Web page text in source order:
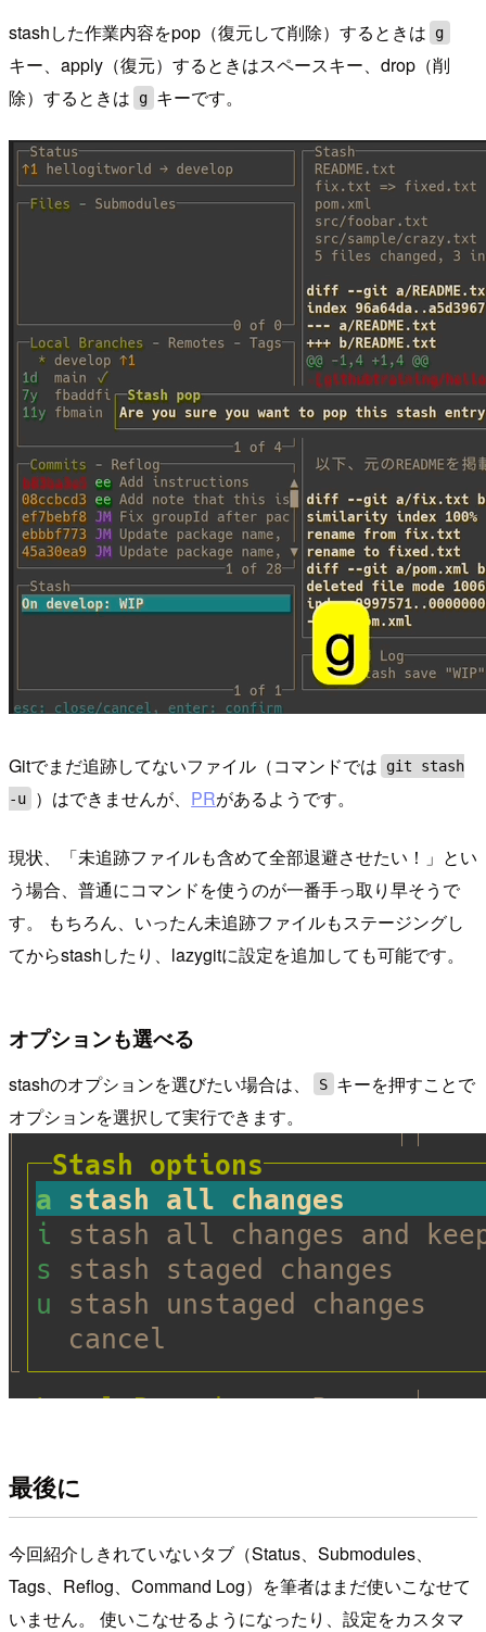
stashした作業内容をpop（復元して削除）するときは g
キー、apply（復元）するときはスペースキー、drop（削
除）するときは
g キーです。
Gitでまだ追跡してないファイル（コマンドでは
git stash
-u
）はできませんが、 PRがあるようです。
現状、「未追跡ファイルも含めて全部退避させたい！」とい
う場合、普通にコマンドを使うのが一番手っ取り早そうで
す。 もちろん、いったん未追跡ファイルもステージングし
てからstashしたり、lazygitに設定を追加しても可能です。
オプションも選べる
stashのオプションを選びたい場合は、 S キーを押すことで
オプションを選択して実行できます。
最後に
今回紹介しきれていないタブ（Status、Submodules、
Tags、Reflog、Command Log）を筆者はまだ使いこなせて
いません。 使いこなせるようになったり、設定をカスタマ